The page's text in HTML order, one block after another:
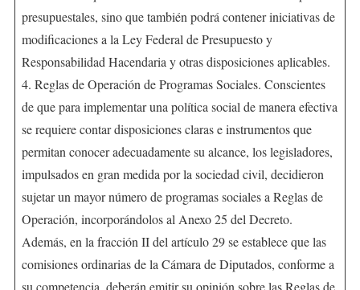
presupuestales, sino que también podrá contener iniciativas de
modificaciones a la Ley Federal de Presupuesto y
Responsabilidad Hacendaria y otras disposiciones aplicables.
4. Reglas de Operación de Programas Sociales. Conscientes
de que para implementar una política social de manera efectiva
se requiere contar disposiciones claras e instrumentos que
permitan conocer adecuadamente su alcance, los legisladores,
impulsados en gran medida por la sociedad civil, decidieron
sujetar un mayor número de programas sociales a Reglas de
Operación, incorporándolos al Anexo 25 del Decreto.
Además, en la fracción II del artículo 29 se establece que las
comisiones ordinarias de la Cámara de Diputados, conforme a
su competencia, deberán emitir su opinión sobre las Reglas de